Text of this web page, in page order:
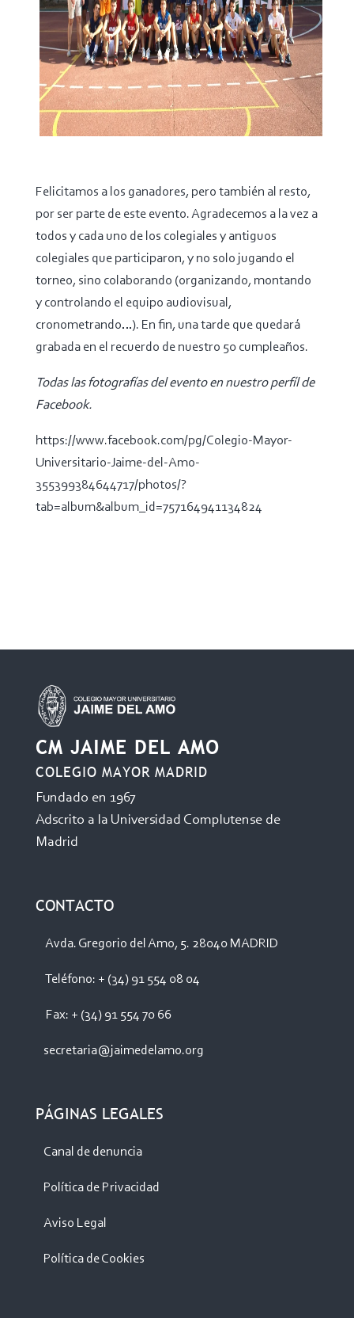
Felicitamos a los ganadores, pero también al resto,
por ser parte de este evento. Agradecemos a la vez a
todos y cada uno de los colegiales y antiguos
colegiales que participaron, y no solo jugando el
torneo, sino colaborando (organizando, montando
y controlando el equipo audiovisual,
cronometrando…). En fin, una tarde que quedará
grabada en el recuerdo de nuestro 50 cumpleaños.
Todas las fotografías del evento en nuestro perfíl de
Facebook.
https://www.facebook.com/pg/Colegio-Mayor-
Universitario-Jaime-del-Amo-
355399384644717/photos/?
tab=album&album_id=757164941134824
CM JAIME DEL AMO
COLEGIO MAYOR MADRID
Fundado en 1967
Adscrito a la Universidad Complutense de
Madrid
CONTACTO
Avda. Gregorio del Amo, 5. 28040 MADRID
Teléfono: + (34) 91 554 08 04
Fax: + (34) 91 554 70 66
secretaria@jaimedelamo.org
PÁGINAS LEGALES
Canal de denuncia
Política de Privacidad
Aviso Legal
Política de Cookies